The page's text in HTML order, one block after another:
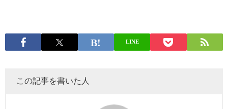
LINE
この記事を書いた人